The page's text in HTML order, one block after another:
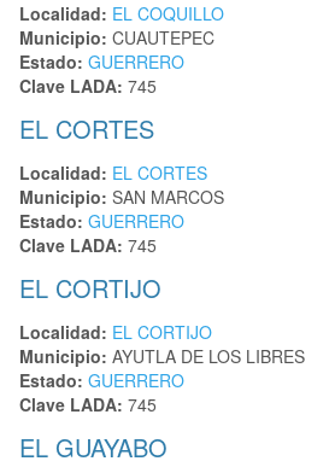
Localidad: EL COQUILLO
Municipio: CUAUTEPEC
Estado: GUERRERO
Clave LADA: 745
EL CORTES
Localidad: EL CORTES
Municipio: SAN MARCOS
Estado: GUERRERO
Clave LADA: 745
EL CORTIJO
Localidad: EL CORTIJO
Municipio: AYUTLA DE LOS LIBRES
Estado: GUERRERO
Clave LADA: 745
EL GUAYABO